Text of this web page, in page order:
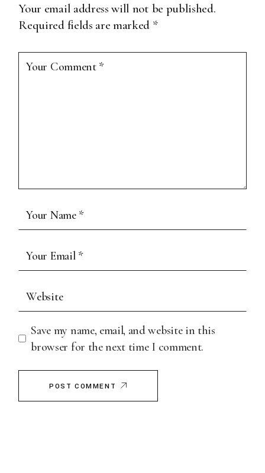
Your email address will not be published.
Required fields are marked *
Save my name, email, and website in this
browser for the next time I comment.
POST COMMENT